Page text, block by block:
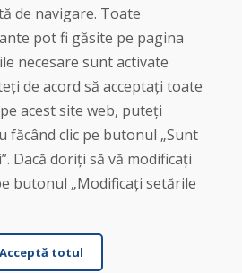
online
și plată
schimb de mărfuri
datelor cu caracter personal
de navigare. Toate
pot fi găsite pe pagina
necesare sunt activate
de acord să acceptați toate
acest site web, puteți
făcând clic pe butonul „Sunt
Dacă doriți să vă modificați
butonul „Modificați setările
Acceptă totul